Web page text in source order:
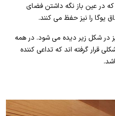
در عین باز نگه داشتن فضای
یوگا را نیز حفظ می کنند.
در شکل زیر دیده می شود. در همه
قرار گرفته اند که تداعی کننده